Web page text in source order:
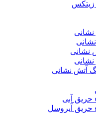
زیتکس
نشانی
نشانی
آتش نشانی
حریق آبی
حریق آیروسل